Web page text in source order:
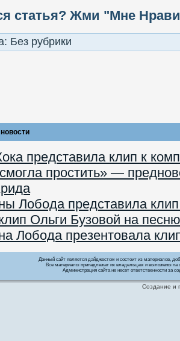
статья? Жми "Мне
Без рубрики
представила клип к
простить» —
Лобода представила
Ольги Бузовой на
Лобода презентовала
Данный сайт является дайджестом и состоит из материалов,
Все материалы принадлежат их владельцам и выложены на
Администрация сайта не несет ответственности за
Создание и